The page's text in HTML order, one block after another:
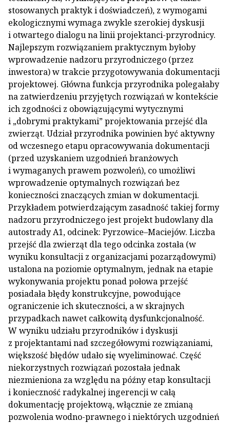
stosowanych praktyk i doświadczeń), z wymogami
ekologicznymi wymaga zwykle szerokiej dyskusji
i otwartego dialogu na linii projektanci-przyrodnicy.
Najlepszym rozwiązaniem praktycznym byłoby
wprowadzenie nadzoru przyrodniczego (przez
inwestora) w trakcie przygotowywania dokumentacji
projektowej. Główna funkcja przyrodnika polegałaby
na zatwierdzeniu przyjętych rozwiązań w kontekście
ich zgodności z obowiązującymi wytycznymi
i „dobrymi praktykami” projektowania przejść dla
zwierząt. Udział przyrodnika powinien być aktywny
od wczesnego etapu opracowywania dokumentacji
(przed uzyskaniem uzgodnień branżowych
i wymaganych prawem pozwoleń), co umożliwi
wprowadzenie optymalnych rozwiązań bez
konieczności znaczących zmian w dokumentacji.
Przykładem potwierdzającym zasadność takiej formy
nadzoru przyrodniczego jest projekt budowlany dla
autostrady A1, odcinek: Pyrzowice–Maciejów. Liczba
przejść dla zwierząt dla tego odcinka została (w
wyniku konsultacji z organizacjami pozarządowymi)
ustalona na poziomie optymalnym, jednak na etapie
wykonywania projektu ponad połowa przejść
posiadała błędy konstrukcyjne, powodujące
ograniczenie ich skuteczności, a w skrajnych
przypadkach nawet całkowitą dysfunkcjonalność.
W wyniku udziału przyrodników i dyskusji
z projektantami nad szczegółowymi rozwiązaniami,
większość błędów udało się wyeliminować. Część
niekorzystnych rozwiązań pozostała jednak
niezmieniona za względu na późny etap konsultacji
i konieczność radykalnej ingerencji w całą
dokumentację projektową, włącznie ze zmianą
pozwolenia wodno-prawnego i niektórych uzgodnień